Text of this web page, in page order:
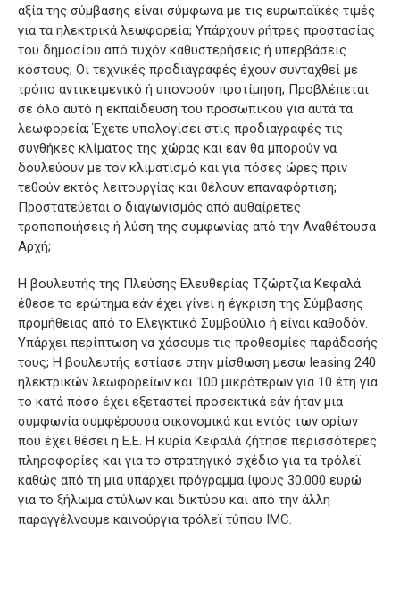
αξία της σύμβασης είναι σύμφωνα με τις ευρωπαϊκές τιμές
για τα ηλεκτρικά λεωφορεία; Υπάρχουν ρήτρες προστασίας
του δημοσίου από τυχόν καθυστερήσεις ή υπερβάσεις
κόστους; Οι τεχνικές προδιαγραφές έχουν συνταχθεί με
τρόπο αντικειμενικό ή υπονοούν προτίμηση; Προβλέπεται
σε όλο αυτό η εκπαίδευση του προσωπικού για αυτά τα
λεωφορεία; Έχετε υπολογίσει στις προδιαγραφές τις
συνθήκες κλίματος της χώρας και εάν θα μπορούν να
δουλεύουν με τον κλιματισμό και για πόσες ώρες πριν
τεθούν εκτός λειτουργίας και θέλουν επαναφόρτιση;
Προστατεύεται ο διαγωνισμός από αυθαίρετες
τροποποιήσεις ή λύση της συμφωνίας από την Αναθέτουσα
Αρχή;
Η βουλευτής της Πλεύσης Ελευθερίας Τζώρτζια Κεφαλά
έθεσε το ερώτημα εάν έχει γίνει η έγκριση της Σύμβασης
προμήθειας από το Ελεγκτικό Συμβούλιο ή είναι καθοδόν.
Υπάρχει περίπτωση να χάσουμε τις προθεσμίες παράδοσής
τους; Η βουλευτής εστίασε στην μίσθωση μεσω leasing 240
ηλεκτρικών λεωφορείων και 100 μικρότερων για 10 έτη για
το κατά πόσο έχει εξεταστεί προσεκτικά εάν ήταν μια
συμφωνία συμφέρουσα οικονομικά και εντός των ορίων
που έχει θέσει η Ε.Ε. Η κυρία Κεφαλά ζήτησε περισσότερες
πληροφορίες και για το στρατηγικό σχέδιο για τα τρόλεϊ
καθώς από τη μια υπάρχει πρόγραμμα ίψους 30.000 ευρώ
για το ξήλωμα στύλων και δικτύου και από την άλλη
παραγγέλνουμε καινούργια τρόλεϊ τύπου IMC.